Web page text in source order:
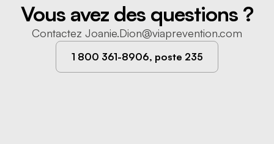
Vous avez des questions ?
Contactez Joanie.Dion@viaprevention.com
1 800 361-8906, poste 235